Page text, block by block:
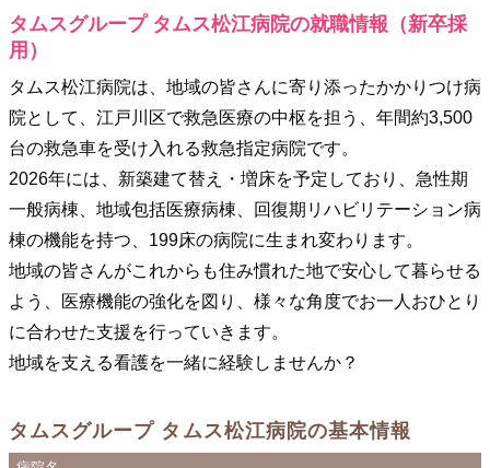
タムスグループ タムス松江病院の就職情報（新卒採
用）
タムス松江病院は、地域の皆さんに寄り添ったかかりつけ病
院として、江戸川区で救急医療の中枢を担う、年間約3,500
台の救急車を受け入れる救急指定病院です。
2026年には、新築建て替え・増床を予定しており、急性期
一般病棟、地域包括医療病棟、回復期リハビリテーション病
棟の機能を持つ、199床の病院に生まれ変わります。
地域の皆さんがこれからも住み慣れた地で安心して暮らせる
よう、医療機能の強化を図り、様々な角度でお一人おひとり
に合わせた支援を行っていきます。
地域を支える看護を一緒に経験しませんか？
タムスグループ タムス松江病院の基本情報